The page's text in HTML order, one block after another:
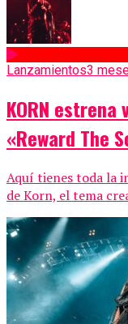
Lanzamientos3
KORN
«Reward The
Aquí tienes toda la
de Korn, el tema